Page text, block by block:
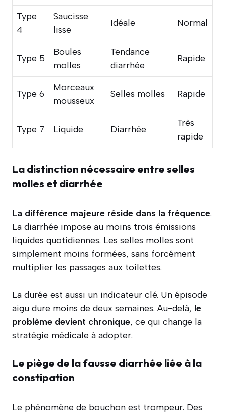
Type
4
Saucisse
lisse
Idéale Normal
Type 5
Boules
molles
Tendance
diarrhée
Rapide
Type 6
Morceaux
mousseux
Selles molles Rapide
Type 7 Liquide Diarrhée
Très
rapide
La distinction nécessaire entre selles
molles et diarrhée
La différence majeure réside dans la fréquence.
La diarrhée impose au moins trois émissions
liquides quotidiennes. Les selles molles sont
simplement moins formées, sans forcément
multiplier les passages aux toilettes.
La durée est aussi un indicateur clé. Un épisode
aigu dure moins de deux semaines. Au-delà, le
problème devient chronique, ce qui change la
stratégie médicale à adopter.
Le piège de la fausse diarrhée liée à la
constipation
Le phénomène de bouchon est trompeur. Des